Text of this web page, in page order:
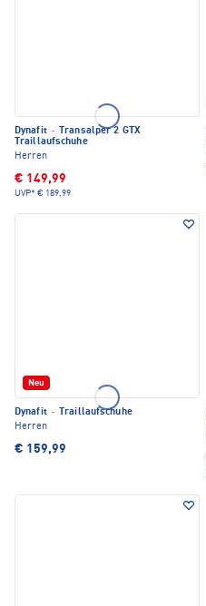
Dynafit ·
Transalper 2 GTX
Traillaufschuhe
Herren
€ 149,99
UVP* € 189,99
Neu
Dynafit ·
Traillaufschuhe
Herren
€ 159,99